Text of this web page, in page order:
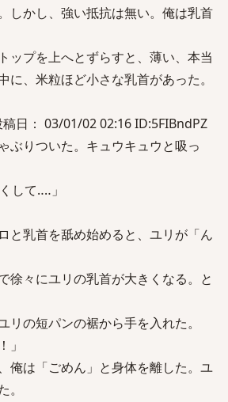
しかし、強い抵抗は無い。俺は乳首
ップを上へとずらすと、薄い、本当
に、米粒ほど小さな乳首があった。
日： 03/01/02 02:16 ID:5FIBndPZ
ぶりついた。キュウキュウと吸っ
して‥‥」
と乳首を舐め始めると、ユリが「ん
徐々にユリの乳首が大きくなる。と
リの短パンの裾から手を入れた。
」
俺は「ごめん」と身体を離した。ユ